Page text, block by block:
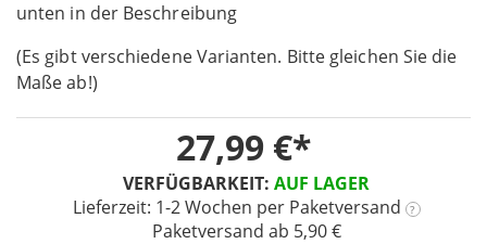
unten in der Beschreibung
(Es gibt verschiedene Varianten. Bitte gleichen Sie die
Maße ab!)
VERFÜGBARKEIT: AUF LAGER
Lieferzeit: 1-2 Wochen per Paketversand ?
Paketversand ab 5,90 €
27,99 €
the
gallery